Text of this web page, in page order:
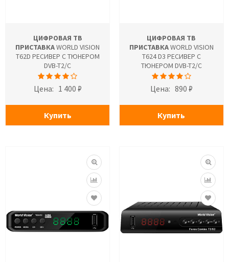
ЦИФРОВАЯ ТВ
ПРИСТАВКАWORLD VISION
T62D РЕСИВЕР С ТЮНЕРОМ
DVB-T2/C
Цена: 1 400 ₽
Купить
ЦИФРОВАЯ ТВ
ПРИСТАВКАWORLD VISION
T624 D3 РЕСИВЕР С
ТЮНЕРОМ DVB-T2/C
Цена: 890 ₽
Купить